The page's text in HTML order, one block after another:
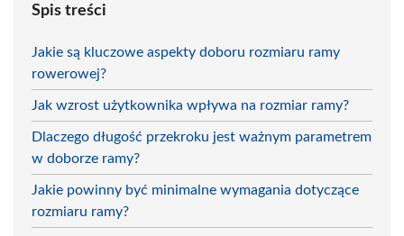
Spis treści
Jakie są kluczowe aspekty doboru rozmiaru ramy
rowerowej?
Jak wzrost użytkownika wpływa na rozmiar ramy?
Dlaczego długość przekroku jest ważnym parametrem
w doborze ramy?
Jakie powinny być minimalne wymagania dotyczące
rozmiaru ramy?